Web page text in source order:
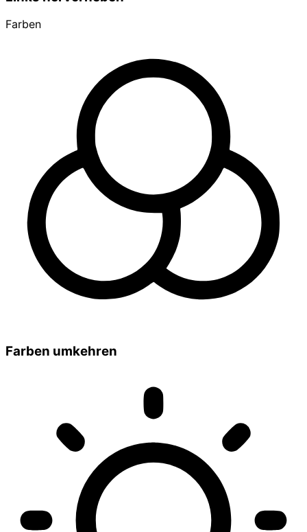
Farben
Farben umkehren